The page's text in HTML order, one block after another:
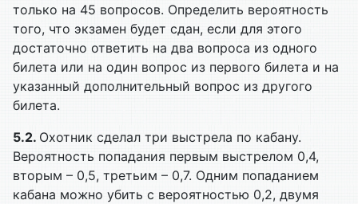
только на 45 вопросов. Определить вероятность
того, что экзамен будет сдан, если для этого
достаточно ответить на два вопроса из одного
билета или на один вопрос из первого билета и на
указанный дополнительный вопрос из другого
билета.
5.2. Охотник сделал три выстрела по кабану.
Вероятность попадания первым выстрелом 0,4,
вторым – 0,5, третьим – 0,7. Одним попаданием
кабана можно убить с вероятностью 0,2, двумя